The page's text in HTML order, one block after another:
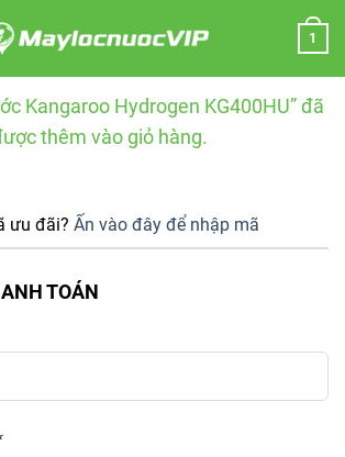
1
Kangaroo Hydrogen KG400HU” đã
thêm vào giỏ hàng.
ưu đãi? Ấn vào đây để nhập mã
TOÁN